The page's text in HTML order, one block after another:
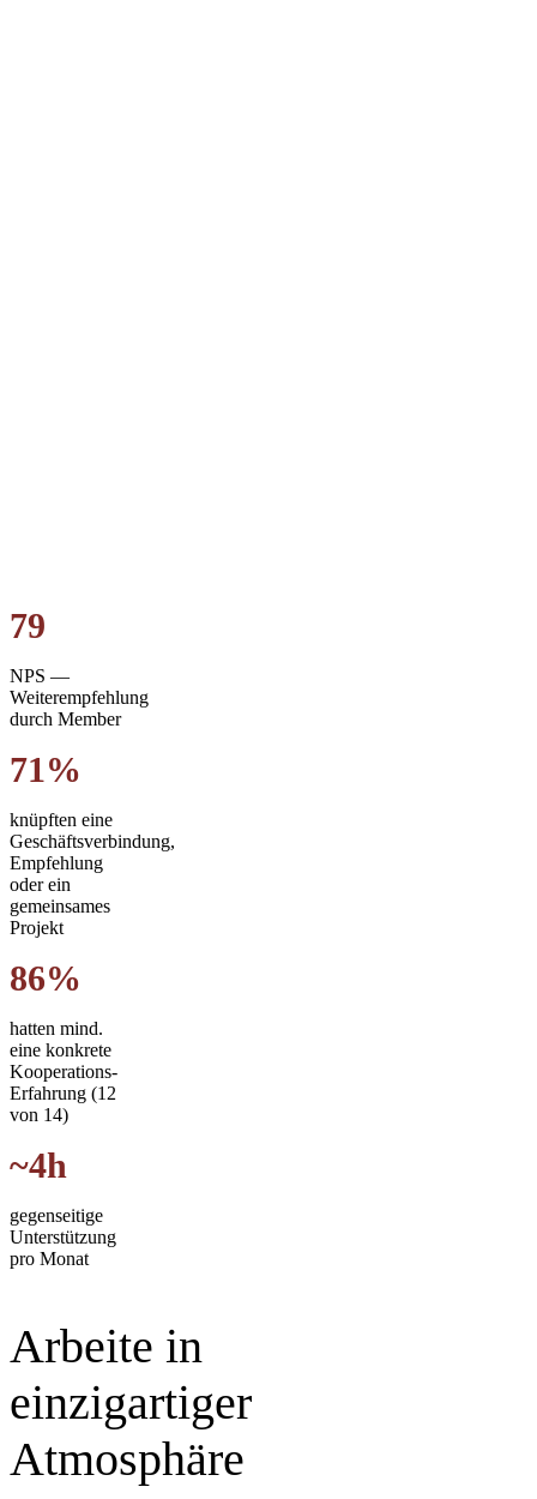
79
NPS —
Weiterempfehlung
durch Member
71%
knüpften eine
Geschäftsverbindung,
Empfehlung
oder ein
gemeinsames
Projekt
86%
hatten mind.
eine konkrete
Kooperations-
Erfahrung (12
von 14)
~4h
gegenseitige
Unterstützung
pro Monat
Arbeite in
einzigartiger
Atmosphäre